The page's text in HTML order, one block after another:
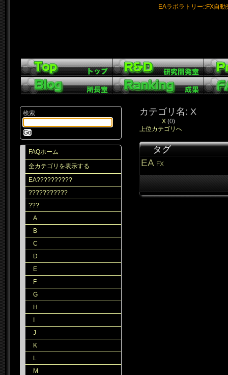
EAラボラトリー::FX自
検索
FAQホーム
全カテゴリを表示する
EA??????????
???????????
???
A
B
C
D
E
F
G
H
J
K
L
M
カテゴリ名: X
X (0)
上位カテゴリへ
タグ
EA FX